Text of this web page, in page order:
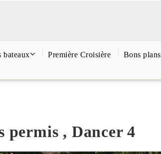
bateaux Première Croisière Bons plans
permis , Dancer 4